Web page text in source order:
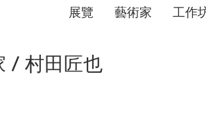
展覽 藝術家 工作
/ 村田匠也